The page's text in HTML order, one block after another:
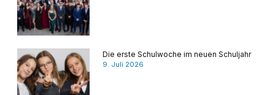
Die erste Schulwoche im neuen Schuljahr
9. Juli 2026